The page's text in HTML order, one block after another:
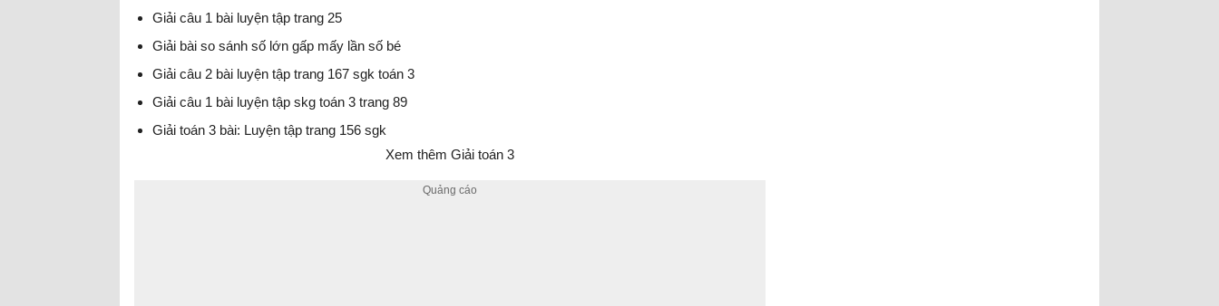
Giải câu 1 bài luyện tập trang 25
Giải bài so sánh số lớn gấp mấy lần số bé
Giải câu 2 bài luyện tập trang 167 sgk toán 3
Giải câu 1 bài luyện tập skg toán 3 trang 89
Giải toán 3 bài: Luyện tập trang 156 sgk
Xem thêm Giải toán 3